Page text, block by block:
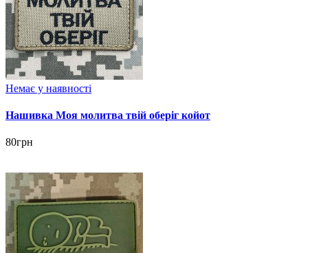
Немає у наявності
Нашивка Моя молитва твій оберіг койот
80грн